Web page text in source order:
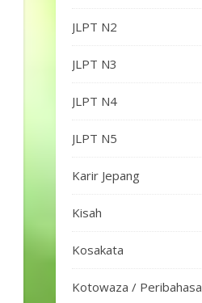
JLPT N2
JLPT N3
JLPT N4
JLPT N5
Karir Jepang
Kisah
Kosakata
Kotowaza / Peribahasa